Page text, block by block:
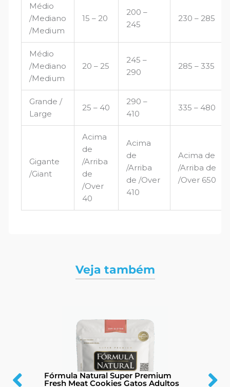
Médio
/Mediano
/Medium
15 – 20
200 –
245
230 – 285
Médio
/Mediano
/Medium
20 – 25
245 –
290
285 – 335
Grande /
Large
25 – 40
290 –
410
335 – 480
Gigante
/Giant
Acima
de
/Arriba
de
/Over
40
Acima
de
/Arriba
de /Over
410
Acima de
/Arriba de
/Over 650
Veja também
Fórmula Natural Super Premium
Fresh Meat Cookies Gatos Adultos